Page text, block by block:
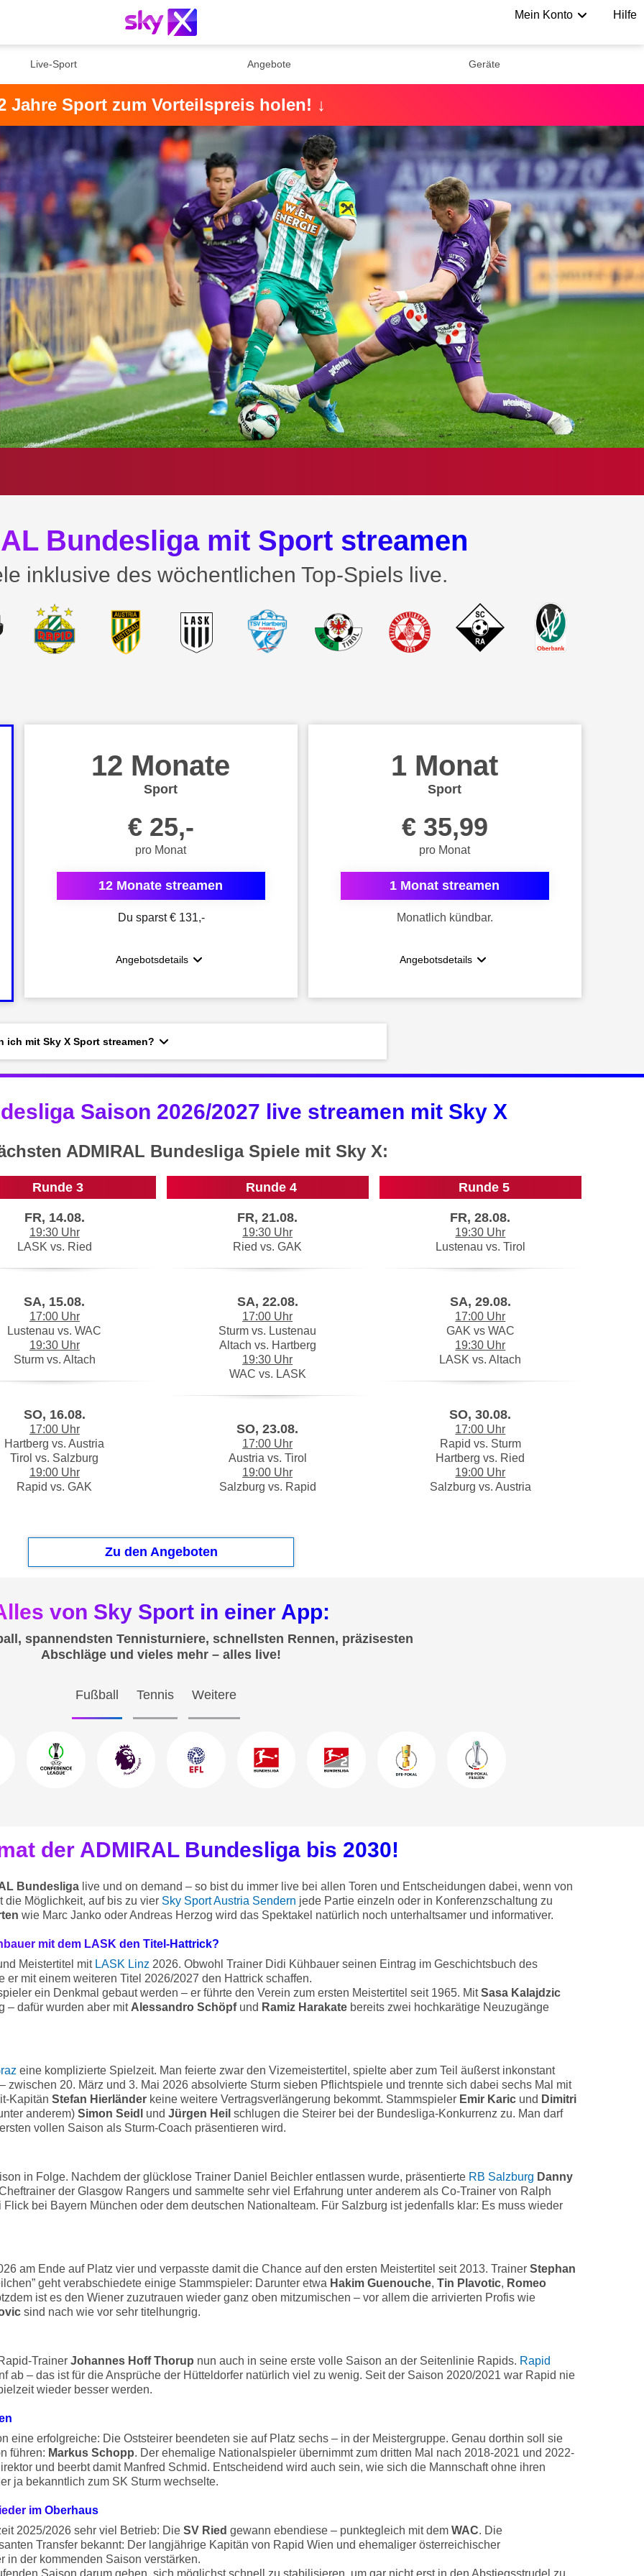
Mein Konto Hilfe
Live-Sport Angebote Geräte
Jahre Sport zum Vorteilspreis holen! ↓
Bundesliga mit Sport streamen
inklusive des wöchentlichen Top-Spiels live.
12 Monate
Sport
€ 25,-
pro Monat
12 Monate streamen
Du sparst € 131,-
Angebotsdetails
1 Monat
Sport
€ 35,99
pro Monat
1 Monat streamen
Monatlich kündbar.
Angebotsdetails
ich mit Sky X Sport streamen?
Saison 2026/2027 live streamen mit Sky X
ADMIRAL Bundesliga Spiele mit Sky X:
Runde 3 Runde 4 Runde 5
FR, 14.08.
19:30 Uhr
LASK vs. Ried
SA, 15.08.
17:00 Uhr
Lustenau vs. WAC
19:30 Uhr
Sturm vs. Altach
SO, 16.08.
17:00 Uhr
Hartberg vs. Austria
Tirol vs. Salzburg
19:00 Uhr
Rapid vs. GAK
FR, 21.08.
19:30 Uhr
Ried vs. GAK
SA, 22.08.
17:00 Uhr
Sturm vs. Lustenau
Altach vs. Hartberg
19:30 Uhr
WAC vs. LASK
SO, 23.08.
17:00 Uhr
Austria vs. Tirol
19:00 Uhr
Salzburg vs. Rapid
FR, 28.08.
19:30 Uhr
Lustenau vs. Tirol
SA, 29.08.
17:00 Uhr
GAK vs WAC
19:30 Uhr
LASK vs. Altach
SO, 30.08.
17:00 Uhr
Rapid vs. Sturm
Hartberg vs. Ried
19:00 Uhr
Salzburg vs. Austria
Zu den Angeboten
von Sky Sport in einer App:
spannendsten Tennisturniere, schnellsten Rennen, präzisesten
Abschläge und vieles mehr – alles live!
Fußball Tennis Weitere
der ADMIRAL Bundesliga bis 2030!
Bundesligalive und on demand – so bist du immer live bei allen Toren und Entscheidungen dabei, wenn von
die Möglichkeit, auf bis zu vier Sky Sport Austria Sendern jede Partie einzeln oder in Konferenzschaltung zu
wie Marc Janko oder Andreas Herzog wird das Spektakel natürlich noch unterhaltsamer und informativer.
mit dem LASK den Titel-Hattrick?
Meistertitel mit LASK Linz 2026. Obwohl Trainer Didi Kühbauer seinen Eintrag im Geschichtsbuch des
mit einem weiteren Titel 2026/2027 den Hattrick schaffen.
ein Denkmal gebaut werden – er führte den Verein zum ersten Meistertitel seit 1965. MitSasa Kalajdzic
– dafür wurden aber mit Alessandro Schöpfund Ramiz Harakatebereits zwei hochkarätige Neuzugänge
eine komplizierte Spielzeit. Man feierte zwar den Vizemeistertitel, spielte aber zum Teil äußerst inkonstant
zwischen 20. März und 3. Mai 2026 absolvierte Sturm sieben Pflichtspiele und trennte sich dabei sechs Mal mit
Kapitän Stefan Hierländerkeine weitere Vertragsverlängerung bekommt. Stammspieler Emir Karicund Dimitri
anderem) Simon Seidl und Jürgen Heil schlugen die Steirer bei der Bundesliga-Konkurrenz zu. Man darf
vollen Saison als Sturm-Coach präsentieren wird.
in Folge. Nachdem der glücklose Trainer Daniel Beichler entlassen wurde, präsentierte RB Salzburg Danny
der Glasgow Rangers und sammelte sehr viel Erfahrung unter anderem als Co-Trainer von Ralph
bei Bayern München oder dem deutschen Nationalteam. Für Salzburg ist jedenfalls klar: Es muss wieder
am Ende auf Platz vier und verpasste damit die Chance auf den ersten Meistertitel seit 2013. Trainer Stephan
geht verabschiedete einige Stammspieler: Darunter etwa Hakim Guenouche, Tin Plavotic, Romeo
ist es den Wiener zuzutrauen wieder ganz oben mitzumischen – vor allem die arrivierten Profis wie
sind nach wie vor sehr titelhungrig.
Trainer Johannes Hoff Thorup nun auch in seine erste volle Saison an der Seitenlinie Rapids. Rapid
ab – das ist für die Ansprüche der Hütteldorfer natürlich viel zu wenig. Seit der Saison 2020/2021 war Rapid nie
wieder besser werden.
eine erfolgreiche: Die Oststeirer beendeten sie auf Platz sechs – in der Meistergruppe. Genau dorthin soll sie
führen: Markus Schopp. Der ehemalige Nationalspieler übernimmt zum dritten Mal nach 2018-2021 und 2022-
und beerbt damit Manfred Schmid. Entscheidend wird auch sein, wie sich die Mannschaft ohne ihren
ja bekanntlich zum SK Sturm wechselte.
im Oberhaus
2025/2026 sehr viel Betrieb: Die SV Ried gewann ebendiese – punktegleich mit dem WAC. Die
Transfer bekannt: Der langjährige Kapitän von Rapid Wien und ehemaliger österreichischer
in der kommenden Saison verstärken.
Saison darum gehen, sich möglichst schnell zu stabilisieren, um gar nicht erst in den Abstiegsstrudel zu